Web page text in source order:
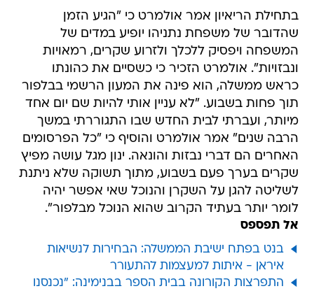
בתחילת הריאיון אמר אולמרט כי "הגיע הזמן
שהדובר של משפחת נתניהו יופיע במדים של
המשפחה ויפסיק ללכלך ולזרוע שקרים, רמאויות
ונבזויות". אולמרט הזכיר כי כשסיים את כהונתו
כראש ממשלה, הוא פינה את המעון הרשמי בבלפור
תוך פחות בשבוע. "לא עניין אותי להיות שם יום אחד
מיותר, ועברתי לבית החדש שבו התגוררתי במשך
הרבה שנים" אמר אולמרט והוסיף כי "כל הפרסומים
האחרים הם דברי נבזות והונאה. ינון מגל עושה מפיץ
שקרים בערך פעם בשבוע, מתוך תשוקה שלא ניתנת
לשליטה להגן על השקרן והנוכל שאי אפשר יהיה
לומר יותר בעתיד הקרוב שהוא הנוכל מבלפור".
אל תפספס
בנט בפתח ישיבת הממשלה: הבחירות לנשיאות
איראן - איתות למעצמות להתעורר
התפרצות הקורונה בבית הספר בבנימינה: "נכנסנו